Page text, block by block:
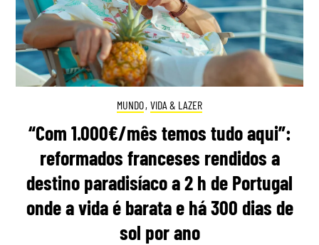
MUNDO, VIDA & LAZER
“Com 1.000€/mês temos tudo aqui”:
reformados franceses rendidos a
destino paradisíaco a 2 h de Portugal
onde a vida é barata e há 300 dias de
sol por ano